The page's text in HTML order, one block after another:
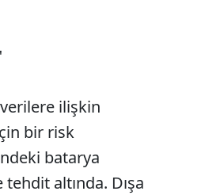
ilişkin
bir risk
batarya
altında. Dışa